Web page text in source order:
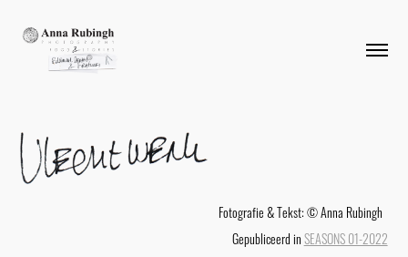
Fotografie & Tekst: © Anna Rubingh
Gepubliceerd inSEASONS 01-2022